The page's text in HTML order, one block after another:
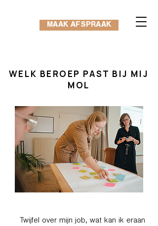
MAAK AFSPRAAK
WELK BEROEP PAST BIJ MIJ
MOL
Twijfel over mijn job, wat kan ik eraan